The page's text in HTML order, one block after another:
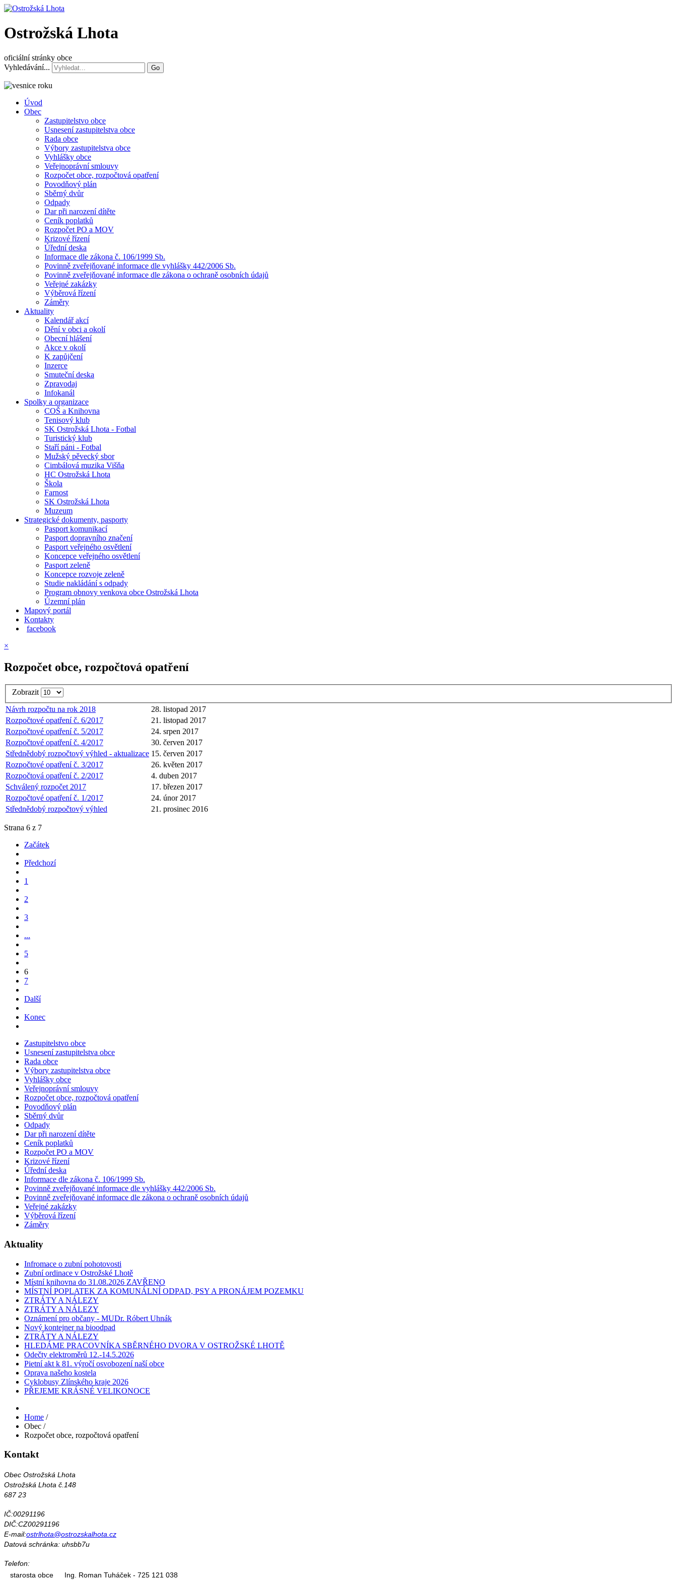
Ostrožská Lhota
oficiální stránky obce
Vyhledávání...
Go
Úvod
Obec
Zastupitelstvo obce
Usnesení zastupitelstva obce
Rada obce
Výbory zastupitelstva obce
Vyhlášky obce
Veřejnoprávní smlouvy
Rozpočet obce, rozpočtová opatření
Povodňový plán
Sběrný dvůr
Odpady
Dar při narození dítěte
Ceník poplatků
Rozpočet PO a MOV
Krizové řízení
Úřední deska
Informace dle zákona č. 106/1999 Sb.
Povinně zveřejňované informace dle vyhlášky 442/2006 Sb.
Povinně zveřejňované informace dle zákona o ochraně osobních údajů
Veřejné zakázky
Výběrová řízení
Záměry
Aktuality
Kalendář akcí
Dění v obci a okolí
Obecní hlášení
Akce v okolí
K zapůjčení
Inzerce
Smuteční deska
Zpravodaj
Infokanál
Spolky a organizace
COŠ a Knihovna
Tenisový klub
SK Ostrožská Lhota - Fotbal
Turistický klub
Staří páni - Fotbal
Mužský pěvecký sbor
Cimbálová muzika Višňa
HC Ostrožská Lhota
Škola
Farnost
SK Ostrožská Lhota
Muzeum
Strategické dokumenty, pasporty
Pasport komunikací
Pasport dopravního značení
Pasport veřejného osvětlení
Koncepce veřejného osvětlení
Pasport zeleně
Koncepce rozvoje zeleně
Studie nakládání s odpady
Program obnovy venkova obce Ostrožská Lhota
Územní plán
Mapový portál
Kontakty
facebook
×
Rozpočet obce, rozpočtová opatření
Zobrazit
Návrh rozpočtu na rok 2018
28. listopad 2017
Rozpočtové opatření č. 6/2017
21. listopad 2017
Rozpočtové opatření č. 5/2017
24. srpen 2017
Rozpočtové opatření č. 4/2017
30. červen 2017
Střednědobý rozpočtový výhled - aktualizace 15. červen 2017
Rozpočtové opatření č. 3/2017
26. květen 2017
Rozpočtová opatření č. 2/2017
4. duben 2017
Schválený rozpočet 2017
17. březen 2017
Rozpočtové opatření č. 1/2017
24. únor 2017
Střednědobý rozpočtový výhled
21. prosinec 2016
Strana 6 z 7
Začátek
Předchozí
1
2
3
...
5
6
7
Další
Konec
Zastupitelstvo obce
Usnesení zastupitelstva obce
Rada obce
Výbory zastupitelstva obce
Vyhlášky obce
Veřejnoprávní smlouvy
Rozpočet obce, rozpočtová opatření
Povodňový plán
Sběrný dvůr
Odpady
Dar při narození dítěte
Ceník poplatků
Rozpočet PO a MOV
Krizové řízení
Úřední deska
Informace dle zákona č. 106/1999 Sb.
Povinně zveřejňované informace dle vyhlášky 442/2006 Sb.
Povinně zveřejňované informace dle zákona o ochraně osobních údajů
Veřejné zakázky
Výběrová řízení
Záměry
Aktuality
Infromace o zubní pohotovosti
Zubní ordinace v Ostrožské Lhotě
Místní knihovna do 31.08.2026 ZAVŘENO
MÍSTNÍ POPLATEK ZA KOMUNÁLNÍ ODPAD, PSY A PRONÁJEM POZEMKU
ZTRÁTY A NÁLEZY
ZTRÁTY A NÁLEZY
Oznámení pro občany - MUDr. Róbert Uhnák
Nový kontejner na bioodpad
ZTRÁTY A NÁLEZY
HLEDÁME PRACOVNÍKA SBĚRNÉHO DVORA V OSTROŽSKÉ LHOTĚ
Odečty elektroměrů 12.-14.5.2026
Pietní akt k 81. výročí osvobození naší obce
Oprava našeho kostela
Cyklobusy Zlínského kraje 2026
PŘEJEME KRÁSNÉ VELIKONOCE
Home /
Obec /
Rozpočet obce, rozpočtová opatření
Kontakt
Obec Ostrožská Lhota
Ostrožská Lhota č.148
687 23
IČ:00291196
DIČ:CZ00291196
E-mail:ostrlhota@ostrozskalhota.cz
Datová schránka: uhsbb7u
Telefon:
starosta obce
Ing. Roman Tuháček - 725 121 038